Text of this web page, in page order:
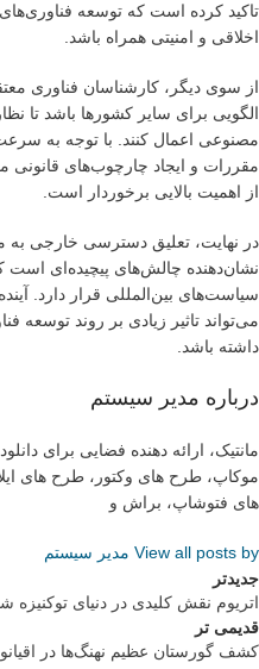
تاکید کرده است که توسعه
اخلاقی و امنیتی همراه باشد.
از سوی دیگر، کارشناسان فناوری
الگویی برای سایر کشورها باشد تا
مصنوعی اعمال کنند. با توجه به
مقررات و ایجاد چارچوب‌های
از اهمیت بالایی برخوردار است.
نشان‌دهنده چالش‌های پیچیده‌ای است
سیاست‌های بین‌المللی قرار دارد.
می‌تواند تاثیر زیادی بر روند
داشته باشد.
درباره مدیر سیستم
مانتیک، ارائه دهنده فضایی برای
موکاپ، طرح های وکتور، طرح های
های فتوشاپ، براش و
View all posts by مدیر سیستم
جدیدتر
اتریوم نقش کلیدی در دنیای توکنیزه
قدیمی تر
کشف گورستان عظیم نهنگ‌ها در